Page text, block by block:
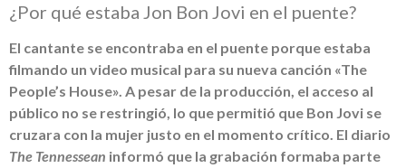
¿Por qué estaba Jon Bon Jovi en el puente?
El cantante se encontraba en el puente porque estaba
filmando un video musical para su nueva canción «The
People’s House». A pesar de la producción, el acceso al
público no se restringió, lo que permitió que Bon Jovi se
cruzara con la mujer justo en el momento crítico. El diario
The Tennessean informó que la grabación formaba parte